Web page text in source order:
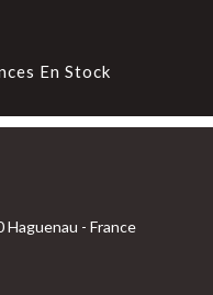
En Stock
Haguenau - France